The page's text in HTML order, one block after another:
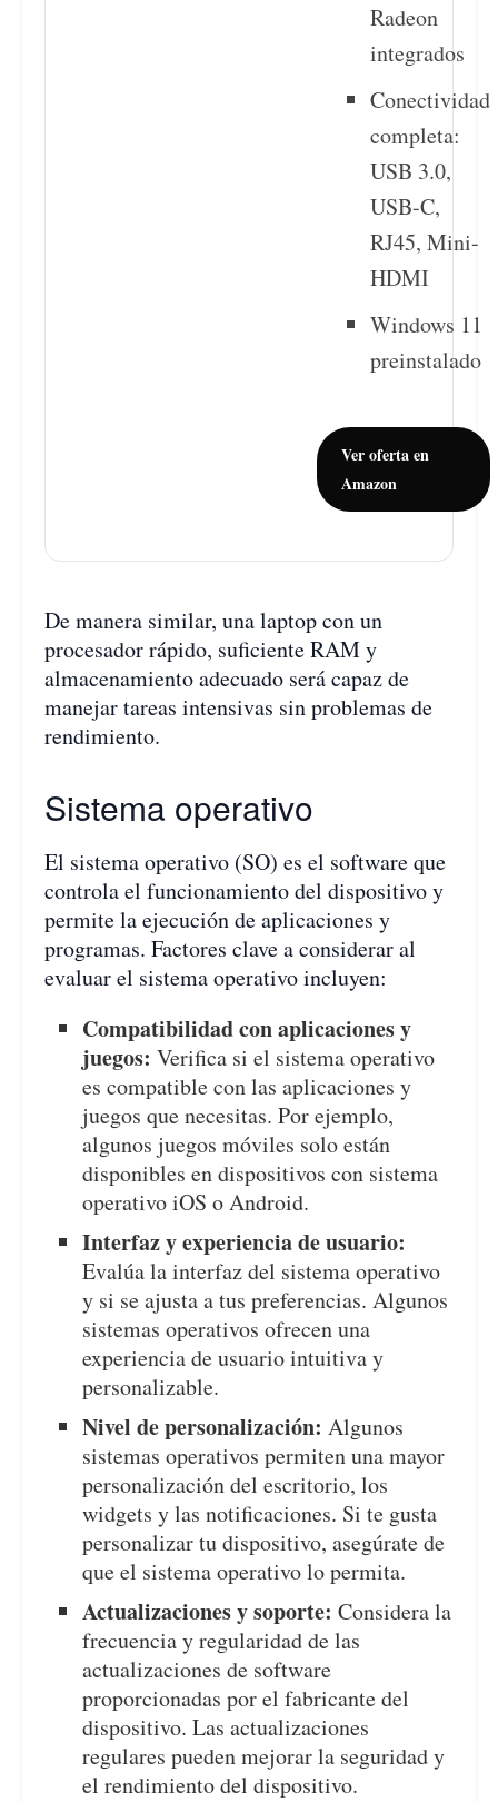
Radeon
integrados
Conectividad
completa:
USB 3.0,
USB-C,
RJ45, Mini-
HDMI
Windows 11
preinstalado
Ver oferta en
Amazon
De manera similar, una laptop con un
procesador rápido, suficiente RAM y
almacenamiento adecuado será capaz de
manejar tareas intensivas sin problemas de
rendimiento.
Sistema operativo
El sistema operativo (SO) es el software que
controla el funcionamiento del dispositivo y
permite la ejecución de aplicaciones y
programas. Factores clave a considerar al
evaluar el sistema operativo incluyen:
Compatibilidad con aplicaciones y
juegos: Verifica si el sistema operativo
es compatible con las aplicaciones y
juegos que necesitas. Por ejemplo,
algunos juegos móviles solo están
disponibles en dispositivos con sistema
operativo iOS o Android.
Interfaz y experiencia de usuario:
Evalúa la interfaz del sistema operativo
y si se ajusta a tus preferencias. Algunos
sistemas operativos ofrecen una
experiencia de usuario intuitiva y
personalizable.
Nivel de personalización: Algunos
sistemas operativos permiten una mayor
personalización del escritorio, los
widgets y las notificaciones. Si te gusta
personalizar tu dispositivo, asegúrate de
que el sistema operativo lo permita.
Actualizaciones y soporte: Considera la
frecuencia y regularidad de las
actualizaciones de software
proporcionadas por el fabricante del
dispositivo. Las actualizaciones
regulares pueden mejorar la seguridad y
el rendimiento del dispositivo.